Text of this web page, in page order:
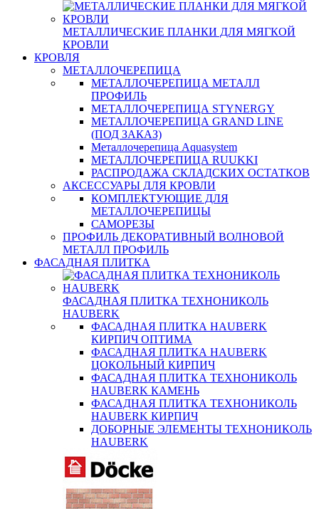
МЕТАЛЛИЧЕСКИЕ ПЛАНКИ ДЛЯ МЯГКОЙ
КРОВЛИ
КРОВЛЯ
МЕТАЛЛОЧЕРЕПИЦА
МЕТАЛЛОЧЕРЕПИЦА МЕТАЛЛ
ПРОФИЛЬ
МЕТАЛЛОЧЕРЕПИЦА STYNERGY
МЕТАЛЛОЧЕРЕПИЦА GRAND LINE
(ПОД ЗАКАЗ)
Металлочерепица Aquasystem
МЕТАЛЛОЧЕРЕПИЦА RUUKKI
РАСПРОДАЖА СКЛАДСКИХ ОСТАТКОВ
АКСЕССУАРЫ ДЛЯ КРОВЛИ
КОМПЛЕКТУЮЩИЕ ДЛЯ
МЕТАЛЛОЧЕРЕПИЦЫ
САМОРЕЗЫ
ПРОФИЛЬ ДЕКОРАТИВНЫЙ ВОЛНОВОЙ
МЕТАЛЛ ПРОФИЛЬ
ФАСАДНАЯ ПЛИТКА
ФАСАДНАЯ ПЛИТКА ТЕХНОНИКОЛЬ
HAUBERK
ФАСАДНАЯ ПЛИТКА HAUBERK
КИРПИЧ ОПТИМА
ФАСАДНАЯ ПЛИТКА HAUBERK
ЦОКОЛЬНЫЙ КИРПИЧ
ФАСАДНАЯ ПЛИТКА ТЕХНОНИКОЛЬ
HAUBERK КАМЕНЬ
ФАСАДНАЯ ПЛИТКА ТЕХНОНИКОЛЬ
HAUBERK КИРПИЧ
ДОБОРНЫЕ ЭЛЕМЕНТЫ ТЕХНОНИКОЛЬ
HAUBERK